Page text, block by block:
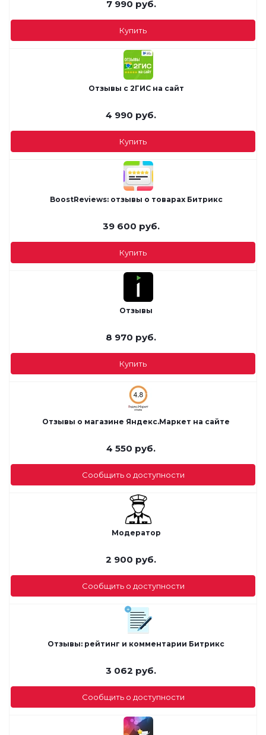
7 990 руб.
Купить
Отзывы с 2ГИС на сайт
4 990 руб.
Купить
BoostReviews: отзывы о товарах Битрикс
39 600 руб.
Купить
Отзывы
8 970 руб.
Купить
Отзывы о магазине Яндекс.Маркет на сайте
4 550 руб.
Сообщить о доступности
Модератор
2 900 руб.
Сообщить о доступности
Отзывы: рейтинг и комментарии Битрикс
3 062 руб.
Сообщить о доступности